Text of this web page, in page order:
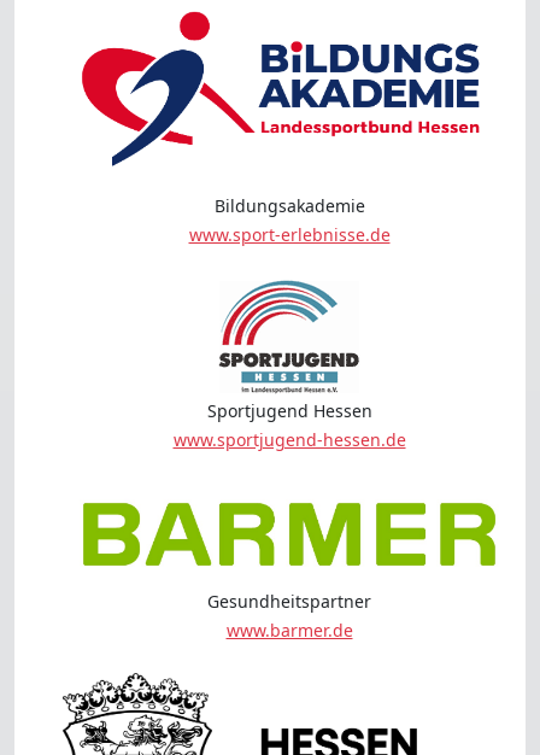
Bildungsakademie
www.sport-erlebnisse.de
Sportjugend Hessen
www.sportjugend-hessen.de
Gesundheitspartner
www.barmer.de